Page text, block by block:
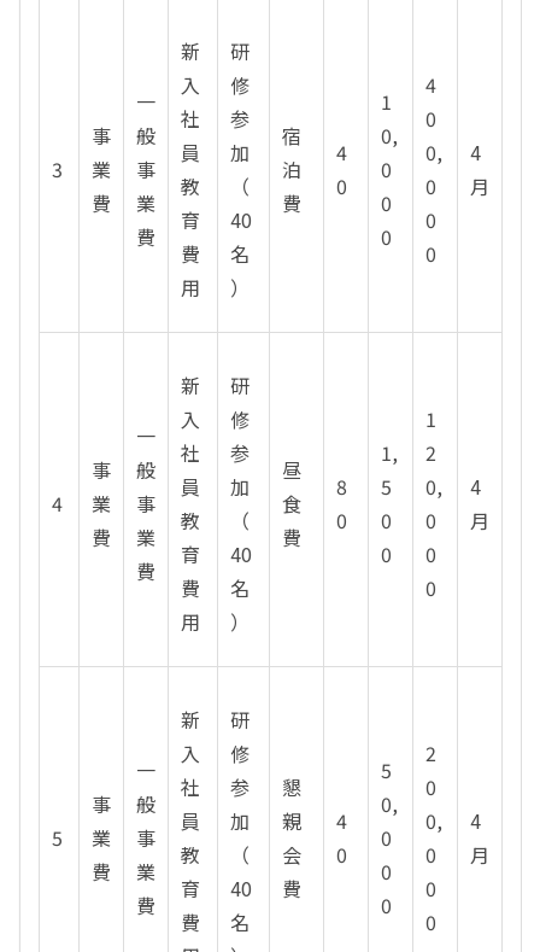
3
事
業
費
一
般
事
業
費
新
入
社
員
教
育
費
用
研
修
参
加
（
40
名
）
宿
泊
費
4
0
1
0,
0
0
0
4
0
0,
0
0
0
4
月
4
事
業
費
一
般
事
業
費
新
入
社
員
教
育
費
用
研
修
参
加
（
40
名
）
昼
食
費
8
0
1,
5
0
0
1
2
0,
0
0
0
4
月
5
事
業
費
一
般
事
業
費
新
入
社
員
教
育
費
研
修
参
加
（
40
名
懇
親
会
費
4
0
5
0,
0
0
0
2
0
0,
0
0
0
4
月